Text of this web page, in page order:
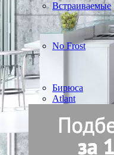
Встраиваемые
No Frost
Бирюса
Atlant